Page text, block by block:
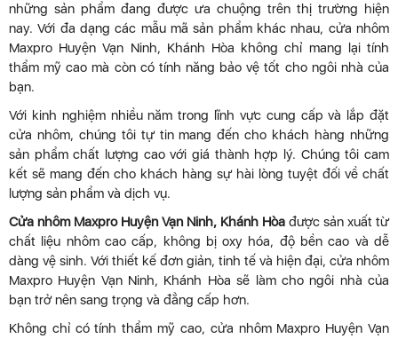
những sản phẩm đang được ưa chuộng trên thị trường hiện
nay. Với đa dạng các mẫu mã sản phẩm khác nhau, cửa nhôm
Maxpro Huyện Vạn Ninh, Khánh Hòa không chỉ mang lại tính
thẩm mỹ cao mà còn có tính năng bảo vệ tốt cho ngôi nhà của
bạn.
Với kinh nghiệm nhiều năm trong lĩnh vực cung cấp và lắp đặt
cửa nhôm, chúng tôi tự tin mang đến cho khách hàng những
sản phẩm chất lượng cao với giá thành hợp lý. Chúng tôi cam
kết sẽ mang đến cho khách hàng sự hài lòng tuyệt đối về chất
lượng sản phẩm và dịch vụ.
Cửa nhôm Maxpro Huyện Vạn Ninh, Khánh Hòa được sản xuất từ
chất liệu nhôm cao cấp, không bị oxy hóa, độ bền cao và dễ
dàng vệ sinh. Với thiết kế đơn giản, tinh tế và hiện đại, cửa nhôm
Maxpro Huyện Vạn Ninh, Khánh Hòa sẽ làm cho ngôi nhà của
bạn trở nên sang trọng và đẳng cấp hơn.
Không chỉ có tính thẩm mỹ cao, cửa nhôm Maxpro Huyện Vạn